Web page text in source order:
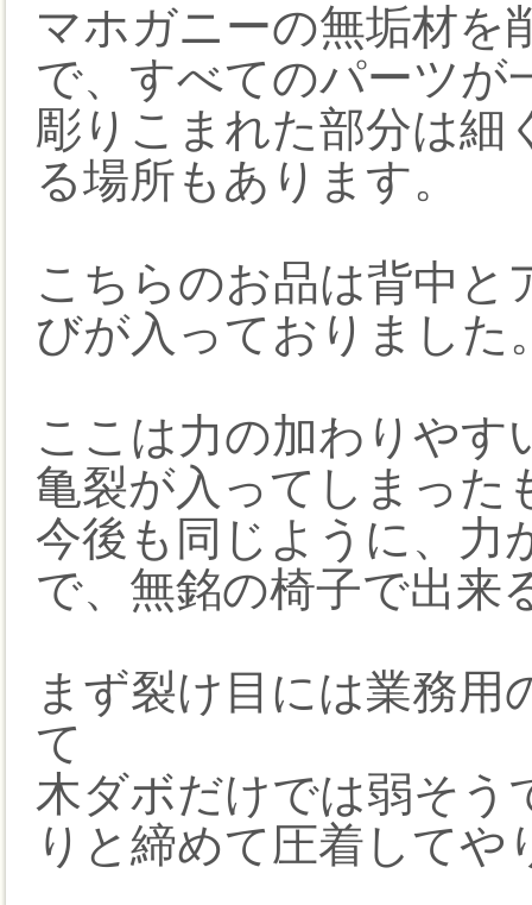
マホガニーの無垢材を
で、すべてのパーツが
彫りこまれた部分は細
る場所もあります。
こちらのお品は背中と
びが入っておりました
ここは力の加わりやす
亀裂が入ってしまった
今後も同じように、力
で、無銘の椅子で出来
まず裂け目には業務用
て
木ダボだけでは弱そう
りと締めて圧着してや